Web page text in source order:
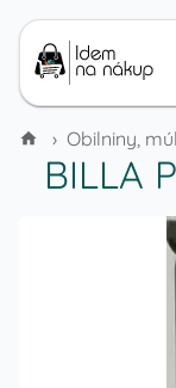
›
BILLA